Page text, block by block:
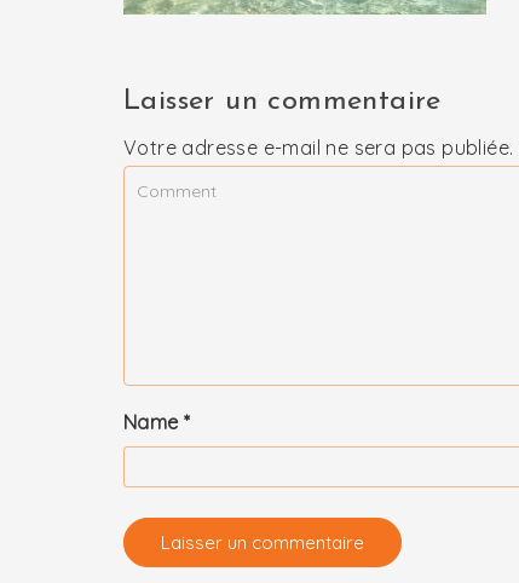
Laisser un commentaire
Votre adresse e-mail ne sera pas publiée.
Name *